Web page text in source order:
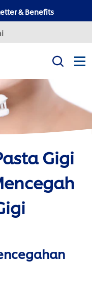
& Benefits
Gigi